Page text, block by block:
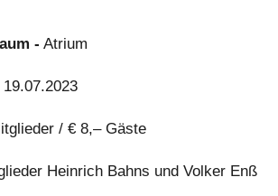
- Atrium
19.07.2023
/ € 8,– Gäste
Heinrich Bahns und Volker Enß